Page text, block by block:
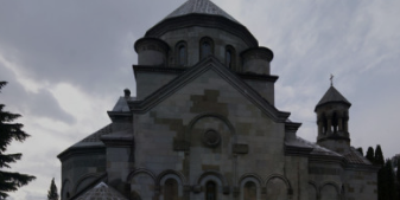
називаються «повстяками» (postaki)…” “Вино. Крим
виробляє відмінне вино і його вдосталь: воно все
легке біле і дуже […]